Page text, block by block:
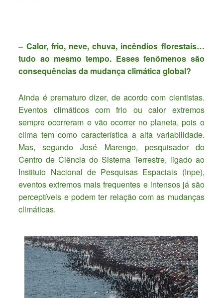
– Calor, frio, neve, chuva, incêndios florestais…
tudo ao mesmo tempo. Esses fenômenos são
consequências da mudança climática global?
Ainda é prematuro dizer, de acordo com cientistas.
Eventos climáticos com frio ou calor extremos
sempre ocorreram e vão ocorrer no planeta, pois o
clima tem como característica a alta variabilidade.
Mas, segundo José Marengo, pesquisador do
Centro de Ciência do Sistema Terrestre, ligado ao
Instituto Nacional de Pesquisas Espaciais (Inpe),
eventos extremos mais frequentes e intensos já são
perceptíveis e podem ter relação com as mudanças
climáticas.